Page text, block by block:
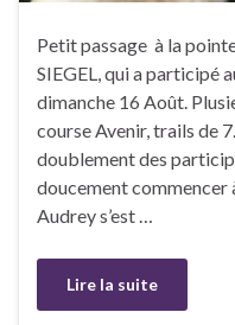
Petit passage à la
SIEGEL, qui a participé
dimanche 16 Août.
course Avenir, trails de
doublement des
doucement commencer
Audrey s’est …
Lire la suite